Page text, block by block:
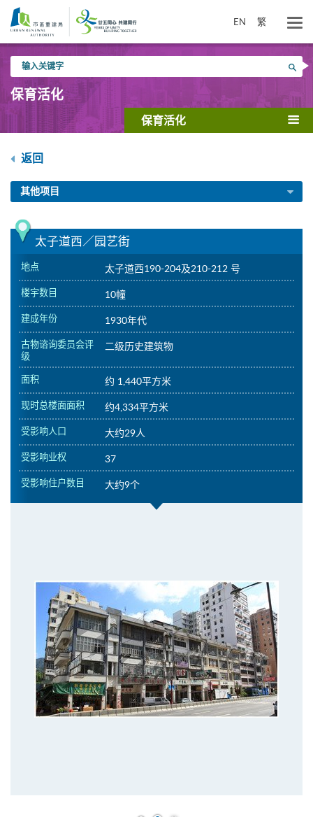
要
EN 繁
入
关
键
搜寻
保育活化
保育活化
返回
其他项目
太子道西／园艺街
地点 太子道西190-204及210-212 号
楼宇数目 10幢
建成年份 1930年代
古物谘询委员会评
级
二级历史建筑物
面积 约 1,440平方米
现时总楼面面积 约4,334平方米
受影响人口 大约29人
受影响业权 37
受影响住户数目 大约9个